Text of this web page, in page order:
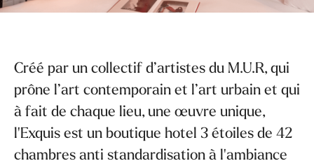
Créé par un collectif d’artistes du M.U.R, qui
prône l’art contemporain et l’art urbain et qui
à fait de chaque lieu, une œuvre unique,
l'Exquis est un boutique hotel 3 étoiles de 42
chambres anti standardisation à l'ambiance